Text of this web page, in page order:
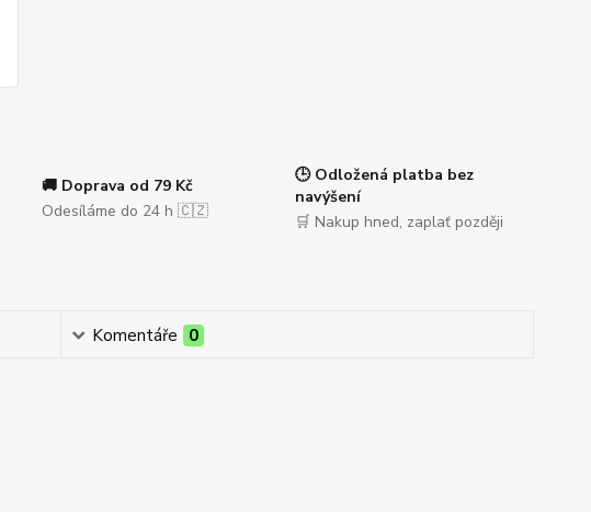
🚚 Doprava od 79 Kč
Odesíláme do 24 h 🇨🇿
🕒 Odložená platba bez
navýšení
🛒 Nakup hned, zaplať později
Komentáře 0